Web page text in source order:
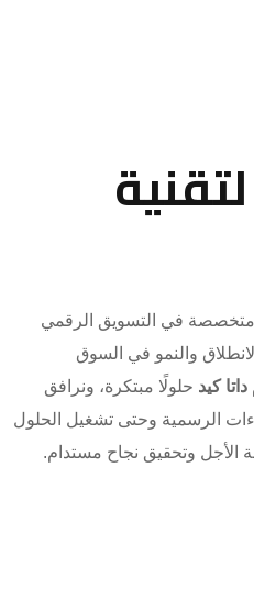
في التسويق الرقمي
والنمو في السوق
داتا كيد حلولًا مبتكرة، ونرافق
الرسمية وحتى تشغيل الحلول
الأجل وتحقيق نجاح مستدام.